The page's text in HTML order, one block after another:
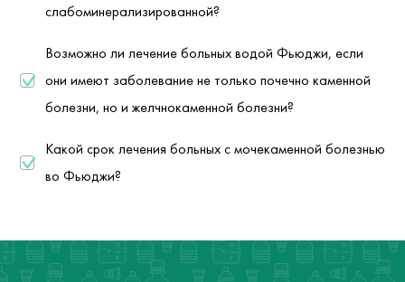
слабоминерализированной?
Возможно ли лечение больных водой Фьюджи, если
они имеют заболевание не только почечно каменной
болезни, но и желчнокаменной болезни?
Какой срок лечения больных с мочекаменной болезнью
во Фьюджи?